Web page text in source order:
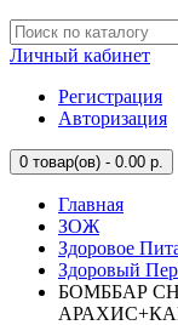
Личный кабинет
Регистрация
Авторизация
0 товар(ов) - 0.00 р.
Главная
ЗОЖ
Здоровое
Здоровый
БОМББАР